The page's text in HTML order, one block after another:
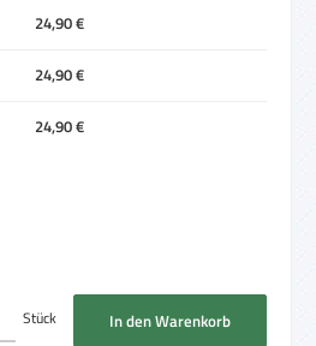
24,90 €
24,90 €
24,90 €
von 5 von 5 Sternen
Wert ein oder benutze die Schaltflächen um
Stück In den Warenkorb